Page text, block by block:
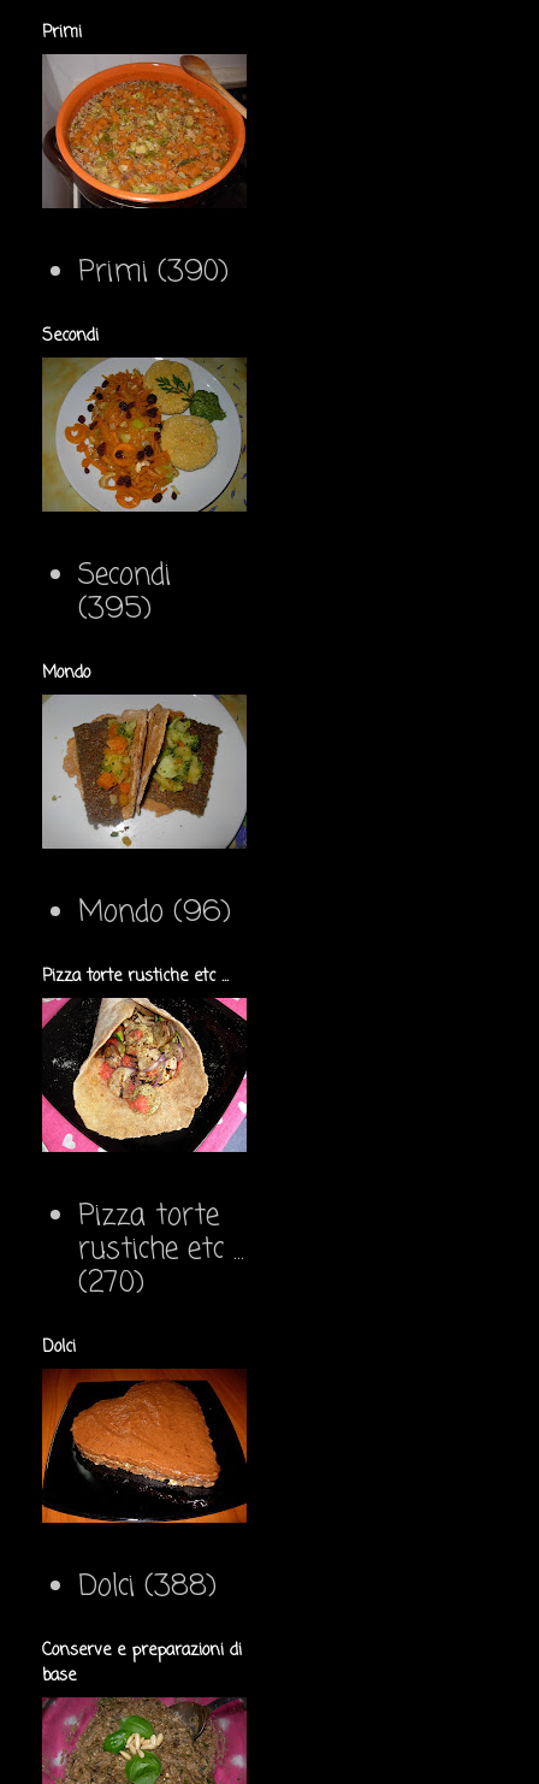
Primi
Primi (390)
Secondi
Secondi
(395)
Mondo
Mondo (96)
Pizza torte rustiche etc ...
Pizza torte
rustiche etc ...
(270)
Dolci
Dolci (388)
Conserve e preparazioni di
base